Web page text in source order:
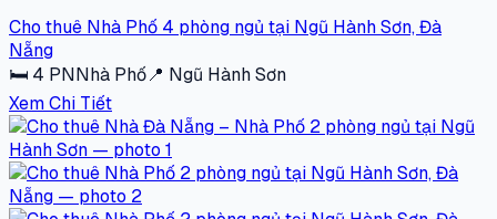
Cho thuê Nhà Phố 4 phòng ngủ tại Ngũ Hành Sơn, Đà
Nẵng
🛏 4 PNNhà Phố📍 Ngũ Hành Sơn
Xem Chi Tiết